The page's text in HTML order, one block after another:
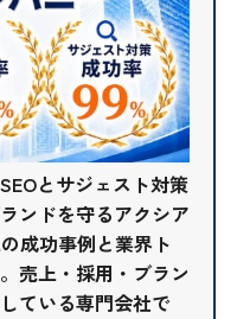
とサジェスト対策
ンドを守るアクシア
成功事例と業界ト
売上・採用・ブラン
ている専門会社で